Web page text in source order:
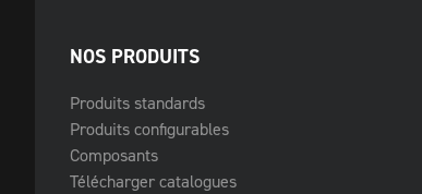
NOS PRODUITS
Produits standards
Produits configurables
Composants
Télécharger catalogues